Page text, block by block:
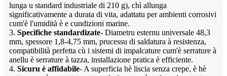
lunga u standard industriale di 210 g), chì allunga
significativamente a durata di vita, adattatu per ambienti corrosivi
cum'è l'umidità è e cundizioni marine.
3. Specifiche standardizate- Diametru esternu universale 48,3
mm, spessore 1,8-4,75 mm, prucessu di saldatura à resistenza,
compatibilità perfetta cù i sistemi di impalcature cum'è serrature à
anellu è serrature à tazza, installazione pratica è efficiente.
4. Sicuru è affidabile- A superficia hè liscia senza crepe, è hè